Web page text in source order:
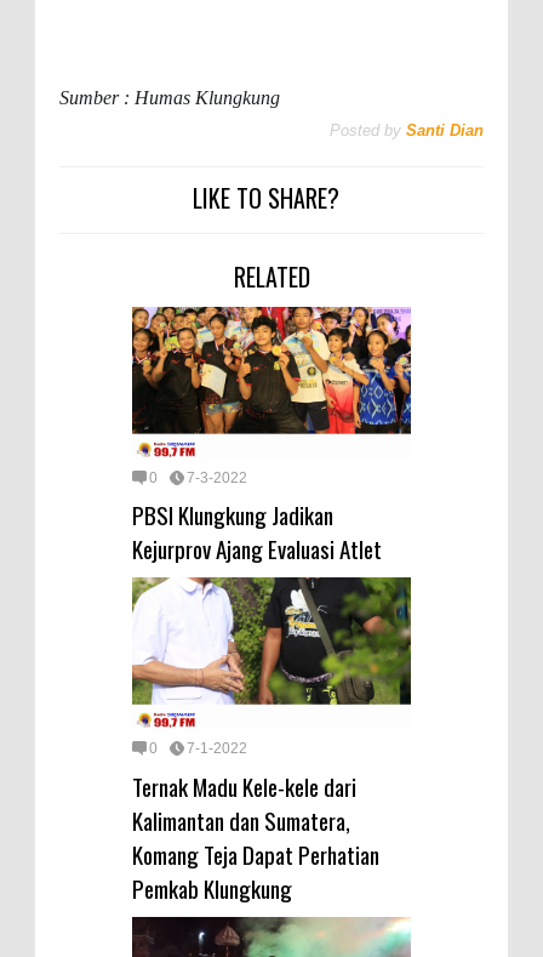
Sumber : Humas Klungkung
Posted by Santi Dian
LIKE TO SHARE?
RELATED
0 7-3-2022
PBSI Klungkung Jadikan
Kejurprov Ajang Evaluasi Atlet
0 7-1-2022
Ternak Madu Kele-kele dari
Kalimantan dan Sumatera,
Komang Teja Dapat Perhatian
Pemkab Klungkung